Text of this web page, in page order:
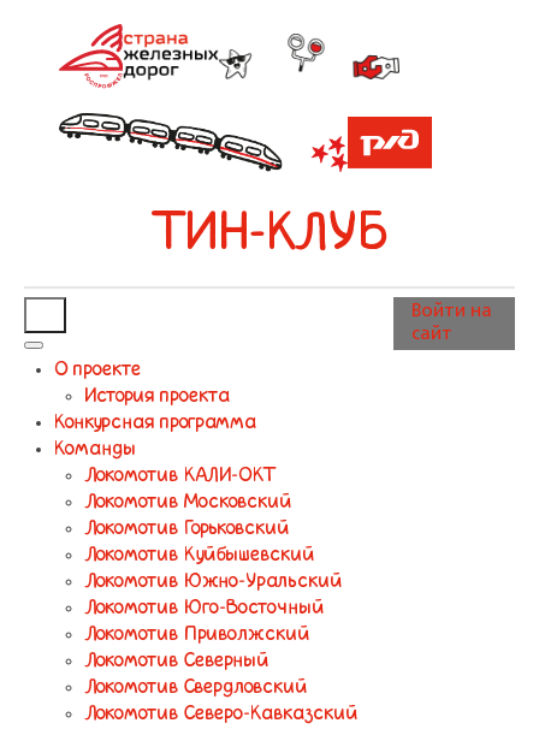
ТИН-КЛУБ
О проекте
История проекта
Конкурсная программа
Команды
Локомотив КАЛИ-ОКТ
Локомотив Московский
Локомотив Горьковский
Локомотив Куйбышевский
Локомотив Южно-Уральский
Локомотив Юго-Восточный
Локомотив Приволжский
Локомотив Северный
Локомотив Свердловский
Локомотив Северо-Кавказский
Войти на
сайт